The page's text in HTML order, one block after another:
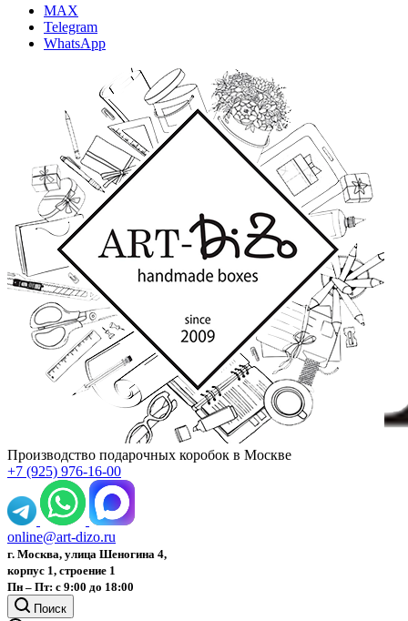
MAX
Telegram
WhatsApp
Производство подарочных коробок в Москве
+7 (925) 976-16-00
online@art-dizo.ru
г. Москва, улица Шеногина 4,
корпус 1, строение 1
Пн – Пт: с 9:00 до 18:00
Поиск